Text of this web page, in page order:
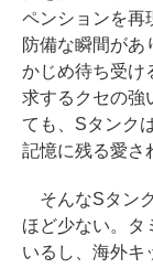
ペンションを再
防備な瞬間があ
かじめ待ち受け
求するクセの強
ても、Sタンク
記憶に残る愛さ
そんなSタン
ほど少ない。タ
いるし、海外キ